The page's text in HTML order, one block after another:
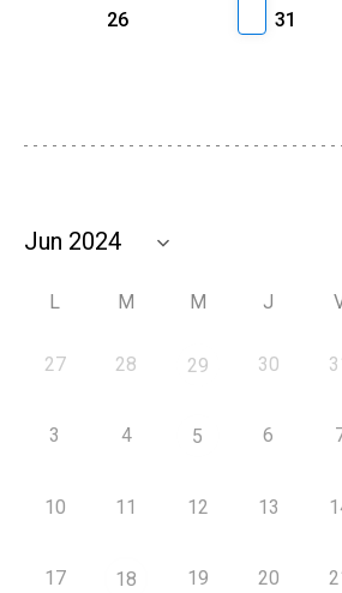
26
31
L M M J
27 28 29 30
3 4 5 6
10 11 12 13
17 18 19 20